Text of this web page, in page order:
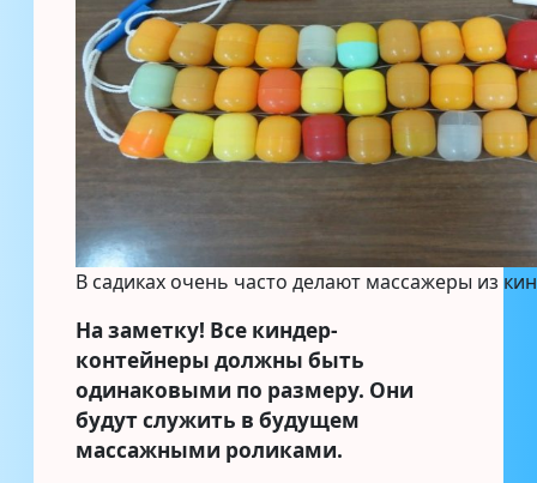
В садиках очень часто делают массажеры из
На заметку! Все киндер-
контейнеры должны быть
одинаковыми по размеру. Они
будут служить в будущем
массажными роликами.